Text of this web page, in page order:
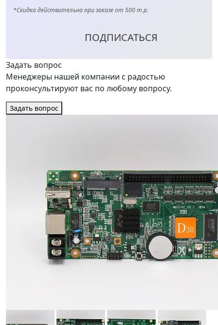
*Скидка действительна при заказе от 500 т.р.
ПОДПИСАТЬСЯ
Задать вопрос
Менеджеры нашей компании с радостью
проконсультируют вас по любому вопросу.
Задать вопрос